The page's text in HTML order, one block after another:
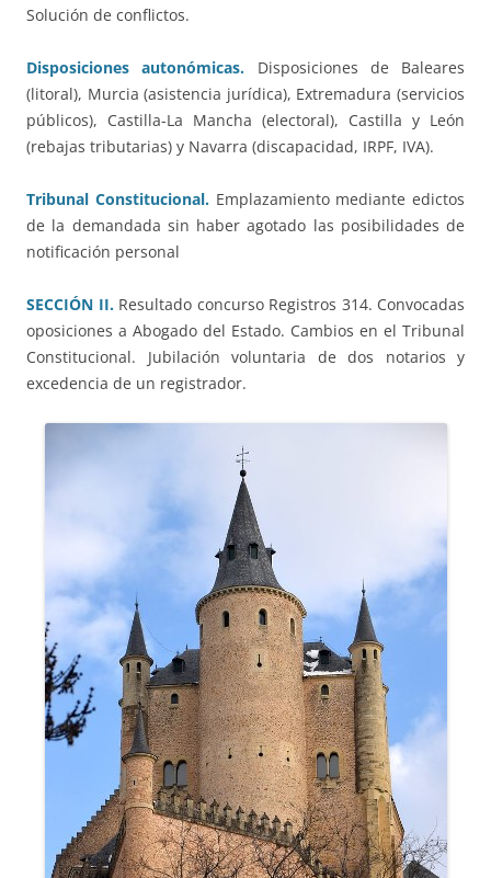
Solución de conflictos.
Disposiciones autonómicas. Disposiciones de Baleares
(litoral), Murcia (asistencia jurídica), Extremadura (servicios
públicos), Castilla-La Mancha (electoral), Castilla y León
(rebajas tributarias) y Navarra (discapacidad, IRPF, IVA).
Tribunal Constitucional.Emplazamiento mediante edictos
de la demandada sin haber agotado las posibilidades de
notificación personal
SECCIÓN II.Resultado concurso Registros 314. Convocadas
oposiciones a Abogado del Estado. Cambios en el Tribunal
Constitucional. Jubilación voluntaria de dos notarios y
excedencia de un registrador.